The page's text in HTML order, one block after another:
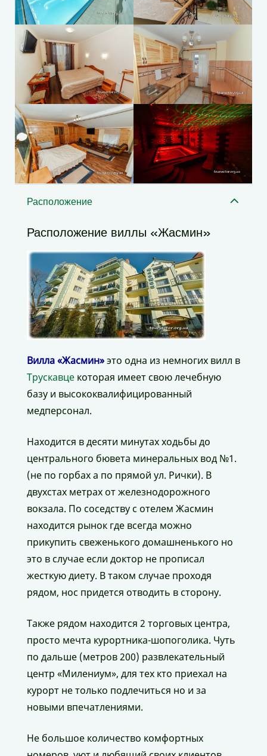
Расположение
Расположение виллы «Жасмин»
Вилла «Жасмин»это одна из немногих вилл в
Трускавце которая имеет свою лечебную
базу и высококвалифицированный
медперсонал.
Находится в десяти минутах ходьбы до
центрального бювета минеральных вод №1.
(не по горбах а по прямой ул. Рички). В
двухстах метрах от железнодорожного
вокзала. По соседству с отелем Жасмин
находится рынок где всегда можно
прикупить свеженького домашненького но
это в случае если доктор не прописал
жесткую диету. В таком случае проходя
рядом, нос придется отводить в сторону.
Также рядом находится 2 торговых центра,
просто мечта курортника-шопоголика. Чуть
по дальше (метров 200) развлекательный
центр «Милениум», для тех кто приехал на
курорт не только подлечиться но и за
новыми впечатлениями.
Не большое количество комфортных